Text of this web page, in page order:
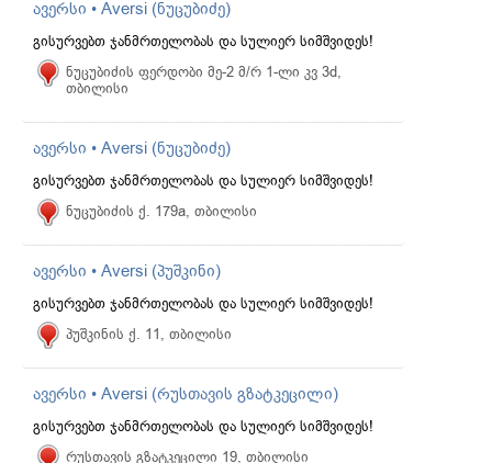
ავერსი • Aversi (ნუცუბიძე)
გისურვებთ ჯანმრთელობას და სულიერ სიმშვიდეს!
ნუცუბიძის ფერდობი მე-2 მ/რ 1-ლი კვ 3d,
თბილისი
ავერსი • Aversi (ნუცუბიძე)
გისურვებთ ჯანმრთელობას და სულიერ სიმშვიდეს!
ნუცუბიძის ქ. 179a, თბილისი
ავერსი • Aversi (პუშკინი)
გისურვებთ ჯანმრთელობას და სულიერ სიმშვიდეს!
პუშკინის ქ. 11, თბილისი
ავერსი • Aversi (რუსთავის გზატკეცილი)
გისურვებთ ჯანმრთელობას და სულიერ სიმშვიდეს!
რუსთავის გზატკეცილი 19, თბილისი